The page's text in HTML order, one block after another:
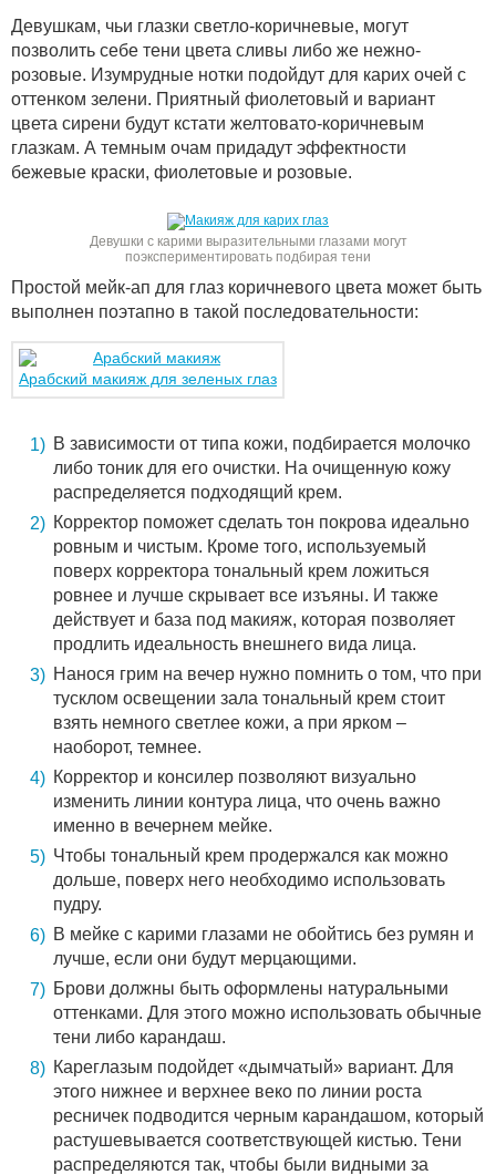
Девушкам, чьи глазки светло-коричневые, могут
позволить себе тени цвета сливы либо же нежно-
розовые. Изумрудные нотки подойдут для карих очей с
оттенком зелени. Приятный фиолетовый и вариант
цвета сирени будут кстати желтовато-коричневым
глазкам. А темным очам придадут эффектности
бежевые краски, фиолетовые и розовые.
Девушки с карими выразительными глазами могут
поэкспериментировать подбирая тени
Простой мейк-ап для глаз коричневого цвета может быть
выполнен поэтапно в такой последовательности:
Арабский макияж для зеленых глаз
В зависимости от типа кожи, подбирается молочко
либо тоник для его очистки. На очищенную кожу
распределяется подходящий крем.
Корректор поможет сделать тон покрова идеально
ровным и чистым. Кроме того, используемый
поверх корректора тональный крем ложиться
ровнее и лучше скрывает все изъяны. И также
действует и база под макияж, которая позволяет
продлить идеальность внешнего вида лица.
Нанося грим на вечер нужно помнить о том, что при
тусклом освещении зала тональный крем стоит
взять немного светлее кожи, а при ярком –
наоборот, темнее.
Корректор и консилер позволяют визуально
изменить линии контура лица, что очень важно
именно в вечернем мейке.
Чтобы тональный крем продержался как можно
дольше, поверх него необходимо использовать
пудру.
В мейке с карими глазами не обойтись без румян и
лучше, если они будут мерцающими.
Брови должны быть оформлены натуральными
оттенками. Для этого можно использовать обычные
тени либо карандаш.
Кареглазым подойдет «дымчатый» вариант. Для
этого нижнее и верхнее веко по линии роста
ресничек подводится черным карандашом, который
растушевывается соответствующей кистью. Тени
распределяются так, чтобы были видными за